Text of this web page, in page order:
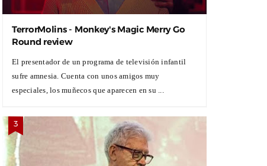
TerrorMolins - Monkey's Magic Merry Go
Round review
El presentador de un programa de televisión infantil
sufre amnesia. Cuenta con unos amigos muy
especiales, los muñecos que aparecen en su ...